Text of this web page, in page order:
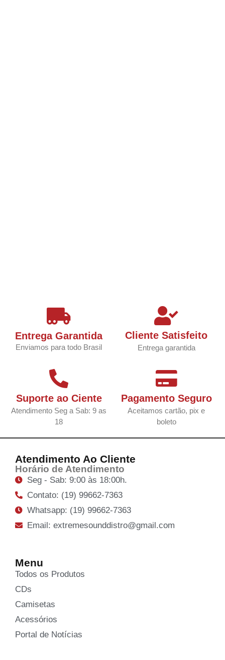
Entrega Garantida
Enviamos para todo Brasil
Cliente Satisfeito
Entrega garantida
Suporte ao Ciente
Atendimento Seg a Sab: 9 as
18
Pagamento Seguro
Aceitamos cartão, pix e
boleto
Atendimento Ao Cliente
Horário de Atendimento
Seg - Sab: 9:00 às 18:00h.
Contato: (19) 99662-7363
Whatsapp: (19) 99662-7363
Email: extremesounddistro@gmail.com
Menu
Todos os Produtos
CDs
Camisetas
Acessórios
Portal de Notícias